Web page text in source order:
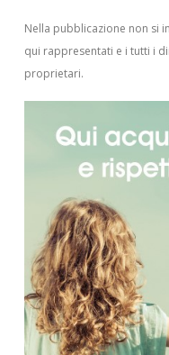
Nella pubblicazione non si
qui rappresentati e i tutti i
proprietari.